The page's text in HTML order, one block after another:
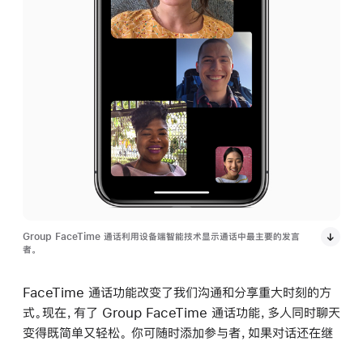
Group FaceTime 通话利用设备端智能技术显示通话中最主要的发言
者。
FaceTime 通话功能改变了我们沟通和分享重大时刻的方
式。现在，有了 Group FaceTime 通话功能，多人同时聊天
变得既简单又轻松。 你可随时添加参与者，如果对话还在继